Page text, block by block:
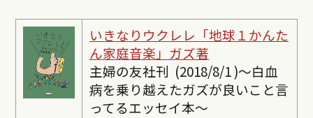
いきなりウクレレ「地球１かんた
ん家庭音楽」ガズ著
主婦の友社刊 (2018/8/1 )〜白血
病を乗り越えたガズが良いこと言
ってるエッセイ本〜